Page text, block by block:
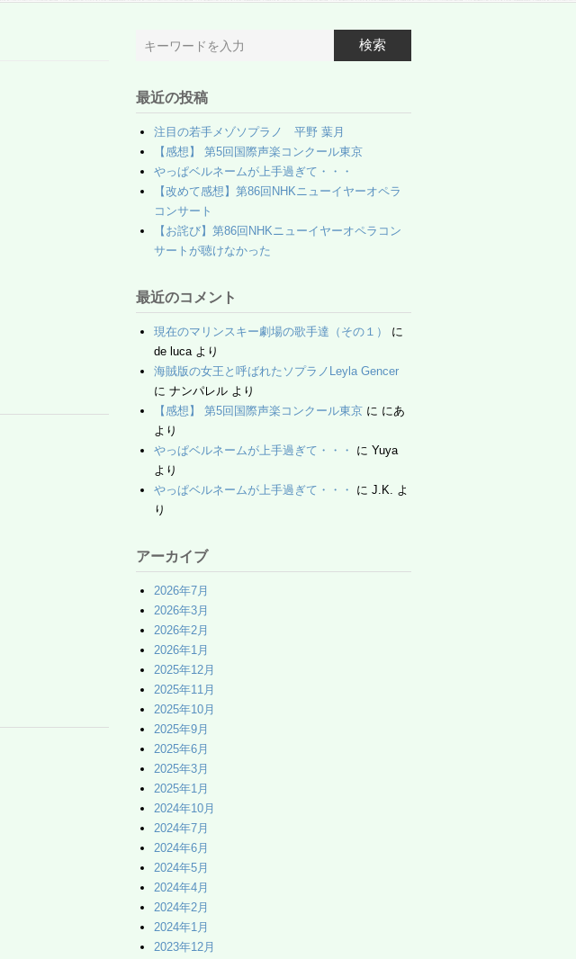
検索
最近の投稿
注目の若手メゾソプラノ 平野 葉月
【感想】 第5回国際声楽コンクール東京
やっぱベルネームが上手過ぎて・・・
【改めて感想】第86回NHKニューイヤーオペラ
コンサート
【お詫び】第86回NHKニューイヤーオペラコン
サートが聴けなかった
最近のコメント
現在のマリンスキー劇場の歌手達（その１）
に
de lucaより
海賊版の女王と呼ばれたソプラノLeyla Gencer
に ナンパレルより
【感想】 第5回国際声楽コンクール東京に にあ
より
やっぱベルネームが上手過ぎて・・・
に Yuya
より
やっぱベルネームが上手過ぎて・・・
に J.K. よ
り
アーカイブ
2026年7月
2026年3月
2026年2月
2026年1月
2025年12月
2025年11月
2025年10月
2025年9月
2025年6月
2025年3月
2025年1月
2024年10月
2024年7月
2024年6月
2024年5月
2024年4月
2024年2月
2024年1月
2023年12月